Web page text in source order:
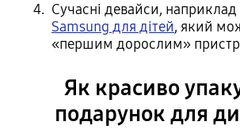
Сучасні девайси, наприклад
Samsung для дітей, який
«першим дорослим»
Як красиво
подарунок для